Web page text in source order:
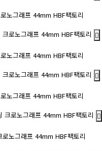
노그래프 44mm HBF팩토리
노그래프 44mm HBF팩토리
노그래프 44mm HBF팩토리
노그래프 44mm HBF팩토리